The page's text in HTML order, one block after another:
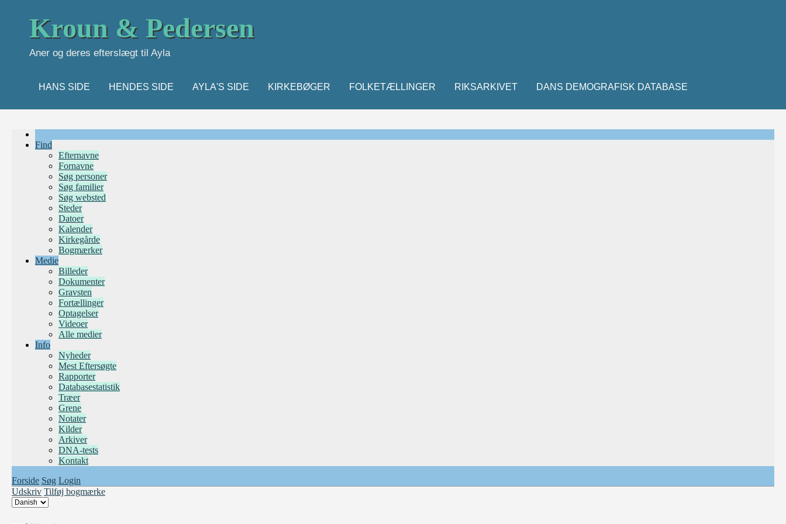
Kroun & Pedersen
Aner og deres efterslægt til Ayla
HANS SIDE HENDES SIDE AYLA'S SIDE KIRKEBØGER FOLKETÆLLINGER RIKSARKIVET DANS DEMOGRAFISK DATABASE
Find
Efternavne
Fornavne
Søg personer
Søg familier
Søg websted
Steder
Datoer
Kalender
Kirkegårde
Bogmærker
Medie
Billeder
Dokumenter
Gravsten
Fortællinger
Optagelser
Videoer
Alle medier
Info
Nyheder
Mest Eftersøgte
Rapporter
Databasestatistik
Træer
Grene
Notater
Kilder
Arkiver
DNA-tests
Kontakt
Forside Søg Login
Udskriv Tilføj bogmærke